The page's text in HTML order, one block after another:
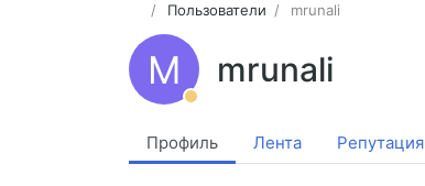
Пользователи mrunali
M mrunali
Профиль Лента Репутация